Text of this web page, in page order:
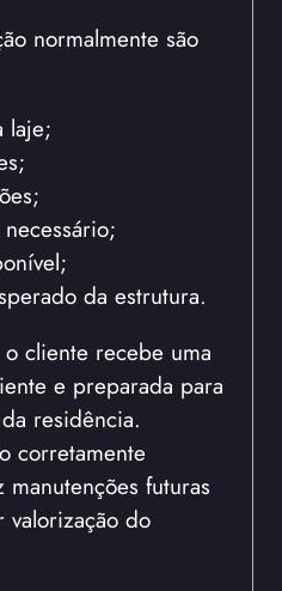
normalmente são
laje;
da estrutura.
cliente recebe uma
e preparada para
residência.
corretamente
futuras
do